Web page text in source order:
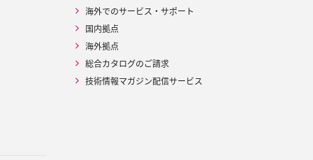
海外でのサービス・サポート
国内拠点
海外拠点
総合カタログのご請求
技術情報マガジン配信サービス